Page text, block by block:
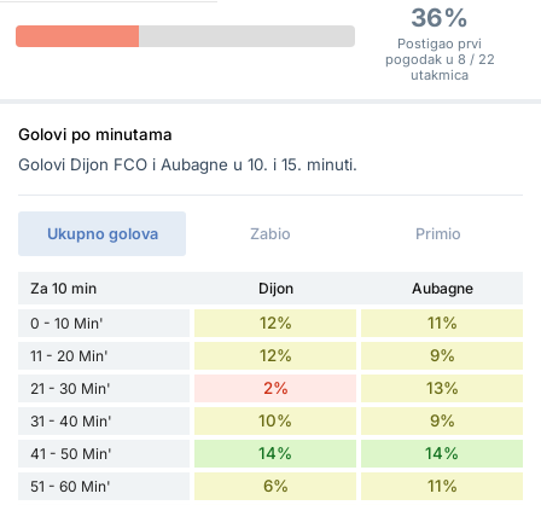
36%
Postigao prvi
pogodak u 8 / 22
utakmica
Golovi po minutama
Golovi Dijon FCO i Aubagne u 10. i 15. minuti.
Ukupno golova Zabio Primio
Za 10 min Dijon
Aubagne
0 - 10 Min'
12% 11%
11 - 20 Min' 12% 9%
21 - 30 Min' 2% 13%
31 - 40 Min' 10% 9%
41 - 50 Min' 14% 14%
51 - 60 Min' 6% 11%